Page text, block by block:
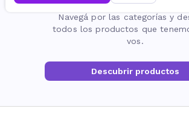
Navegá por las categorías y
todos los productos que
vos.
Descubrir productos